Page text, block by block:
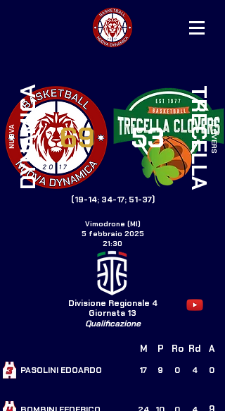
NUOVADYNAMICA TRECELLACLOVERS
53
69
(19-14; 34-17; 51-37)
Vimodrone (MI)
5 febbraio 2025
21:30
Divisione Regionale 4
Giornata 13
Qualificazione
M P Ro Rd A
PASOLINI EDOARDO 17 9 0 4 0